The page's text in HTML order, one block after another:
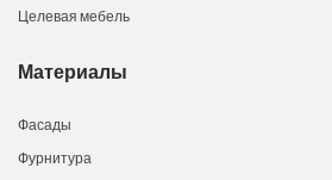
Целевая мебель
Материалы
Фасады
Фурнитура